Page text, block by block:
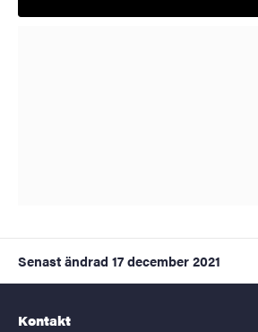
Senast ändrad 17 december 2021
Kontakt